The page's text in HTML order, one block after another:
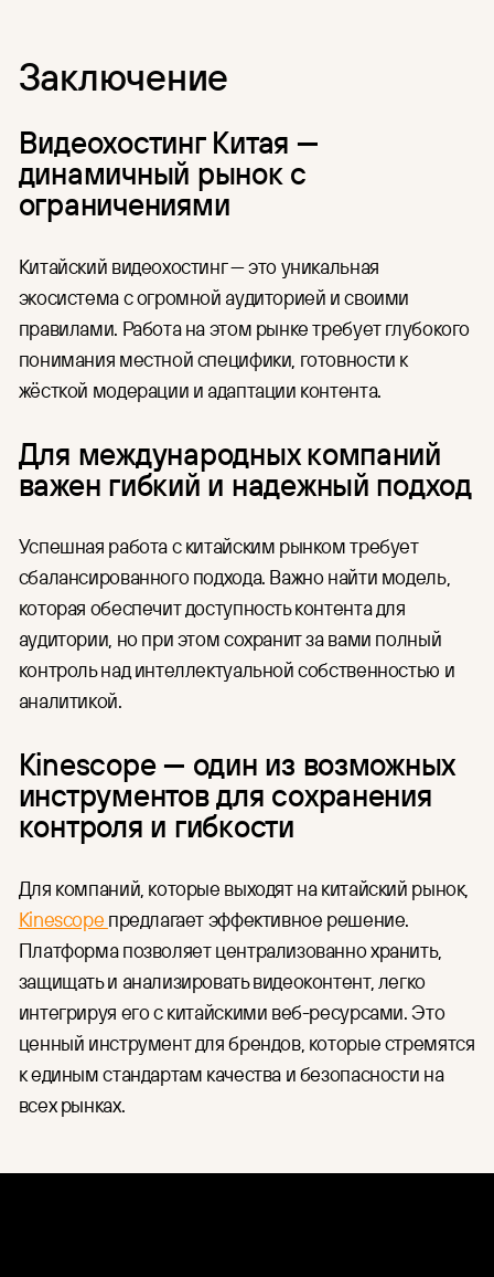
Заключение
Видеохостинг Китая —
динамичный рынок с
ограничениями
Китайский видеохостинг — это уникальная
экосистема с огромной аудиторией и своими
правилами. Работа на этом рынке требует глубокого
понимания местной специфики, готовности к
жёсткой модерации и адаптации контента.
Для международных компаний
важен гибкий и надежный подход
Успешная работа с китайским рынком требует
сбалансированного подхода. Важно найти модель,
которая обеспечит доступность контента для
аудитории, но при этом сохранит за вами полный
контроль над интеллектуальной собственностью и
аналитикой.
Kinescope — один из возможных
инструментов для сохранения
контроля и гибкости
Для компаний, которые выходят на китайский рынок,
Kinescope предлагает эффективное решение.
Платформа позволяет централизованно хранить,
защищать и анализировать видеоконтент, легко
интегрируя его с китайскими веб-ресурсами. Это
ценный инструмент для брендов, которые стремятся
к единым стандартам качества и безопасности на
всех рынках.